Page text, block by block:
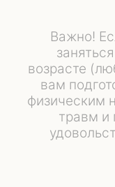
Важно!
возрасте
вам
физическим
травм и